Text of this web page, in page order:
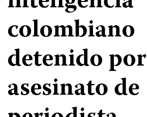
colombiano
detenido por
asesinato de